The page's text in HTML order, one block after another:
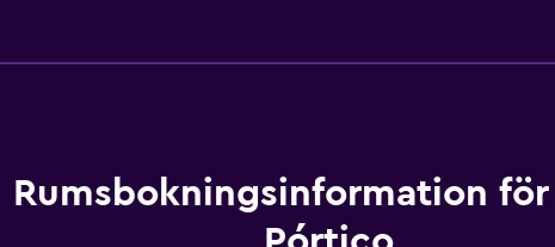
Rumsbokningsinformation för